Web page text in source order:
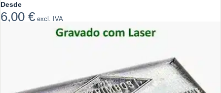
Desde
6,00 € excl. IVA